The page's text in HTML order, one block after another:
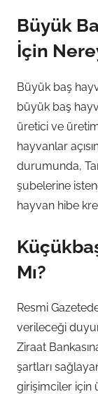
Büyük
İçin
Büyük baş
büyük baş
üretici ve
hayvanlar
durumunda,
şubelerine
hayvan hibe
Mı?
Resmi
verileceği
Ziraat
şartları
girişimciler için